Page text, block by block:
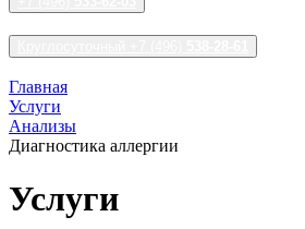
Главная
Услуги
Анализы
Диагностика аллергии
Услуги